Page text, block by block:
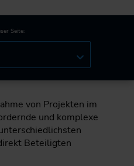
Seite:
von Projekten im
und komplexe
Beteiligten